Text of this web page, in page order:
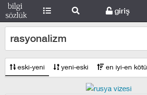
giriş
rasyonalizm
eski-yeni yeni-eski en iyi-en kötü